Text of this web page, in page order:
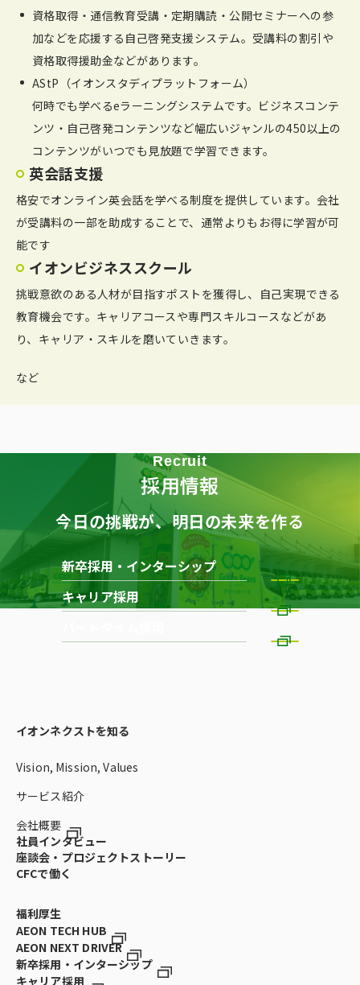
資格取得・通信教育受講・定期購読・公開セミナーへの参
加などを応援する自己啓発支援システム。受講料の割引や
資格取得援助金などがあります。
AStP（イオンスタディプラットフォーム）
何時でも学べるeラーニングシステムです。ビジネスコンテ
ンツ・自己啓発コンテンツなど幅広いジャンルの450以上の
コンテンツがいつでも見放題で学習できます。
英会話支援
格安でオンライン英会話を学べる制度を提供しています。会社
が受講料の一部を助成することで、通常よりもお得に学習が可
能です
イオンビジネススクール
挑戦意欲のある人材が目指すポストを獲得し、自己実現できる
教育機会です。キャリアコースや専門スキルコースなどがあ
り、キャリア・スキルを磨いていきます。
など
Recruit
採用情報
今日の挑戦が、明日の未来を作る
新卒採用・インターシップ
キャリア採用
イオンネクストを知る
Vision, Mission, Values
サービス紹介
会社概要
社員インタビュー
座談会・プロジェクトストーリー
CFCで働く
福利厚生
AEON TECH HUB
AEON NEXT DRIVER
新卒採用・インターシップ
キャリア採用